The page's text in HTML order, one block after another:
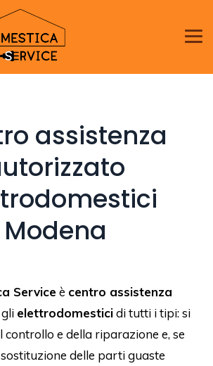
assistenza
Modena
Serviceè centro assistenza
elettrodomesticidi tutti i tipi: si
e della riparazione e, se
delle parti guaste